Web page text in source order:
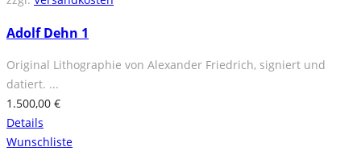
Adolf Dehn 1
Original Lithographie von Alexander Friedrich, signiert und
datiert. ...
1.500,00 €
Details
Wunschliste